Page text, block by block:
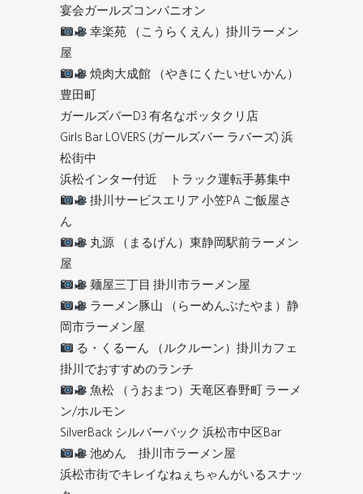
宴会ガールズコンパニオン
幸楽苑 （こうらくえん）掛川ラーメン
屋
焼肉大成館 （やきにくたいせいかん）
豊田町
ガールズバーD3 有名なボッタクリ店
Girls Bar LOVERS (ガールズバー ラバーズ) 浜
松街中
浜松インター付近 トラック運転手募集中
掛川サービスエリア 小笠PA ご飯屋さ
ん
丸源 （まるげん）東静岡駅前ラーメン
屋
麺屋三丁目 掛川市ラーメン屋
ラーメン豚山 （らーめんぶたやま）静
岡市ラーメン屋
る・くるーん （ルクルーン）掛川カフェ
掛川でおすすめのランチ
魚松 （うおまつ）天竜区春野町 ラーメ
ン/ホルモン
SilverBack シルバーバック 浜松市中区Bar
池めん 掛川市ラーメン屋
浜松市街でキレイなねぇちゃんがいるスナッ